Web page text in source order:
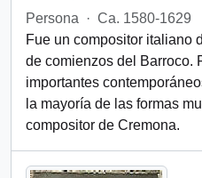
Persona
· Ca. 1580-1629
Fue un compositor italiano
de comienzos del Barroco.
importantes
la mayoría de las formas
compositor de Cremona.